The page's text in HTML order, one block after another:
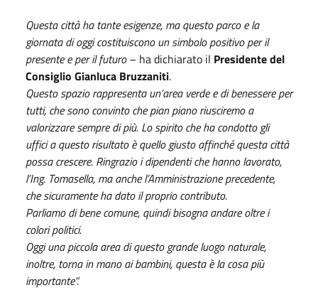
Questa città ha tante esigenze, ma questo parco e la
giornata di oggi costituiscono un simbolo positivo per il
presente e per il futuro– ha dichiarato il Presidente del
Consiglio Gianluca Bruzzaniti.
Questo spazio rappresenta un’area verde e di benessere per
tutti, che sono convinto che pian piano riusciremo a
valorizzare sempre di più. Lo spirito che ha condotto gli
uffici a questo risultato è quello giusto affinché questa città
possa crescere. Ringrazio i dipendenti che hanno lavorato,
l’Ing. Tomasella, ma anche l’Amministrazione precedente,
che sicuramente ha dato il proprio contributo.
Parliamo di bene comune, quindi bisogna andare oltre i
colori politici.
Oggi una piccola area di questo grande luogo naturale,
inoltre, torna in mano ai bambini, questa è la cosa più
importante”.